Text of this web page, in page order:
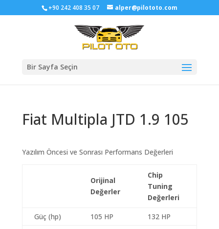
+90 242 408 35 07 alper@pilototo.com
Bir Sayfa Seçin
Fiat Multipla JTD 1.9 105
Yazılım Öncesi ve Sonrası Performans Değerleri
Orijinal
Değerler
Chip
Tuning
Değerleri
Güç (hp) 105 HP
132 HP